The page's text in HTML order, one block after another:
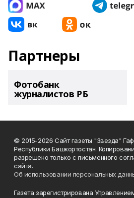
Партнеры
Фотобанк
журналистов РБ
© 2015-2026 Сайт газеты "Звезда"
Республики Башкортостан.
разрешено только с письменного
сайта.
Об использовании персональных
Газета зарегистрирована